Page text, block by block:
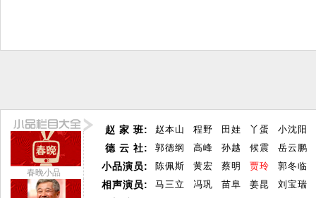
春晚小品
赵 家 班:
德 云 社:
小品演员:
相声演员:
赵本山 程野 田娃 丫蛋
小沈阳
郭德纲
高峰 孙越 候震
岳云鹏
陈佩斯
黄宏 蔡明 贾玲
郭冬临
马三立
冯巩 苗阜 姜昆
刘宝瑞